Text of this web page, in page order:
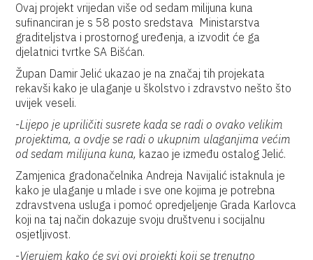
Ovaj projekt vrijedan više od sedam milijuna kuna
sufinanciran je s 58 posto sredstava Ministarstva
graditeljstva i prostornog uređenja, a izvodit će ga
djelatnici tvrtke SA Bišćan.
Župan Damir Jelić ukazao je na značaj tih projekata
rekavši kako je ulaganje u školstvo i zdravstvo nešto što
uvijek veseli.
-Lijepo je upriličiti susrete kada se radi o ovako velikim
projektima, a ovdje se radi o ukupnim ulaganjima većim
od sedam milijuna kuna, kazao je između ostalog Jelić.
Zamjenica gradonačelnika Andreja Navijalić istaknula je
kako je ulaganje u mlade i sve one kojima je potrebna
zdravstvena usluga i pomoć opredjeljenje Grada Karlovca
koji na taj način dokazuje svoju društvenu i socijalnu
osjetljivost.
-Vjerujem kako će svi ovi projekti koji se trenutno